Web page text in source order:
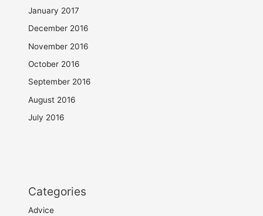
January 2017
December 2016
November 2016
October 2016
September 2016
August 2016
July 2016
Categories
Advice